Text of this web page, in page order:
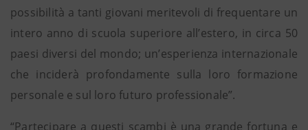
possibilità a tanti giovani meritevoli di frequentare un
intero anno di scuola superiore all’estero, in circa 50
paesi diversi del mondo; un’esperienza internazionale
che inciderà profondamente sulla loro formazione
personale e sul loro futuro professionale”.
“Partecipare a questi scambi è una grande fortuna e